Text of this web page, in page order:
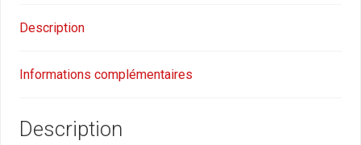
Description
Informations complémentaires
Description